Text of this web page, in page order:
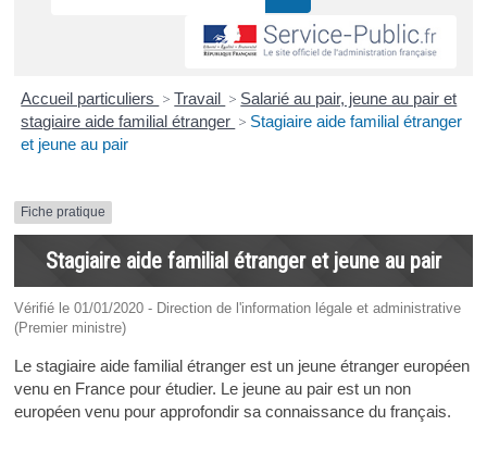
Accueil particuliers > Travail > Salarié au pair, jeune au pair et
stagiaire aide familial étranger > Stagiaire aide familial étranger
et jeune au pair
Fiche pratique
Stagiaire aide familial étranger et jeune au pair
Vérifié le 01/01/2020 - Direction de l'information légale et administrative
(Premier ministre)
Le stagiaire aide familial étranger est un jeune étranger européen
venu en France pour étudier. Le jeune au pair est un non
européen venu pour approfondir sa connaissance du français.